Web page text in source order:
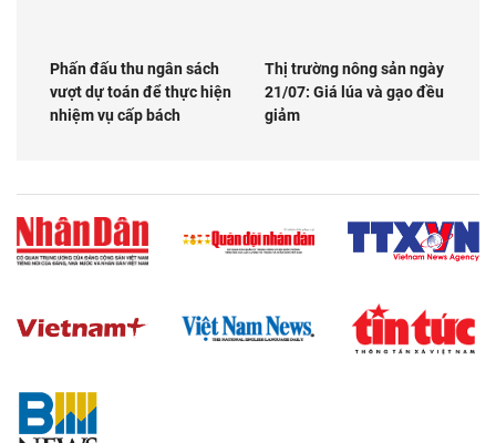
Phấn đấu thu ngân sách
vượt dự toán để thực hiện
nhiệm vụ cấp bách
Thị trường nông sản ngày
21/07: Giá lúa và gạo đều
giảm